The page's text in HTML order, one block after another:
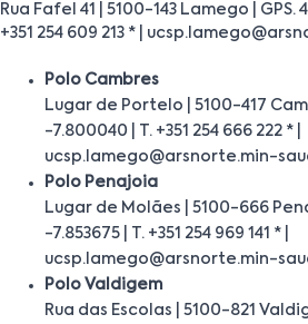
Rua Fafel 41 | 5100-143 Lamego | GPS.
+351 254 609 213 * |
Polo Cambres
Lugar de Portelo | 5100-417
-7.800040 | T. +351 254 666 222 * |
ucsp.lamego@arsnorte.min-
Polo Penajoia
Lugar de Molães | 5100-666
-7.853675 | T. +351 254 969 141 * |
ucsp.lamego@arsnorte.min-
Polo Valdigem
Rua das Escolas | 5100-821